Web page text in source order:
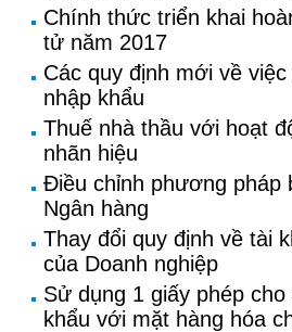
Chính thức triển khai
tử năm 2017
Các quy định mới về
nhập khẩu
Thuế nhà thầu với hoạt
nhãn hiệu
Điều chỉnh phương pháp
Ngân hàng
Thay đổi quy định về tài
của Doanh nghiệp
Sử dụng 1 giấy phép
khẩu với mặt hàng hóa